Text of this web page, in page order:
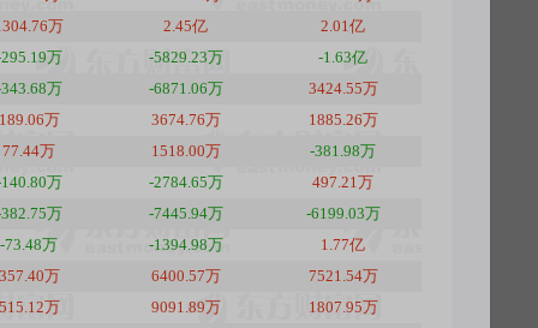
万
2.45亿
2.01亿
万
-5829.23万
-1.63亿
万
-6871.06万
3424.55万
万
3674.76万
1885.26万
77.44万
1518.00万
-381.98万
万
-2784.65万
497.21万
万
-7445.94万
-6199.03万
-73.48万
-1394.98万
1.77亿
万
6400.57万
7521.54万
万
9091.89万
1807.95万